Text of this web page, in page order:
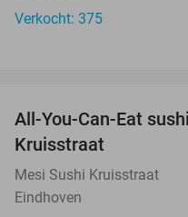
Verkocht: 375
All-You-Can-Eat
Kruisstraat
Mesi Sushi Kruisstraat
Eindhoven